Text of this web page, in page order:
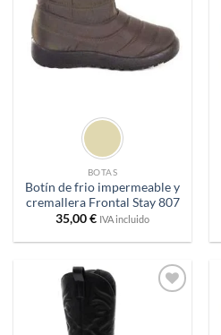
BOTAS
Botín de frio impermeable y
cremallera Frontal Stay 807
35,00€ IVA incluido